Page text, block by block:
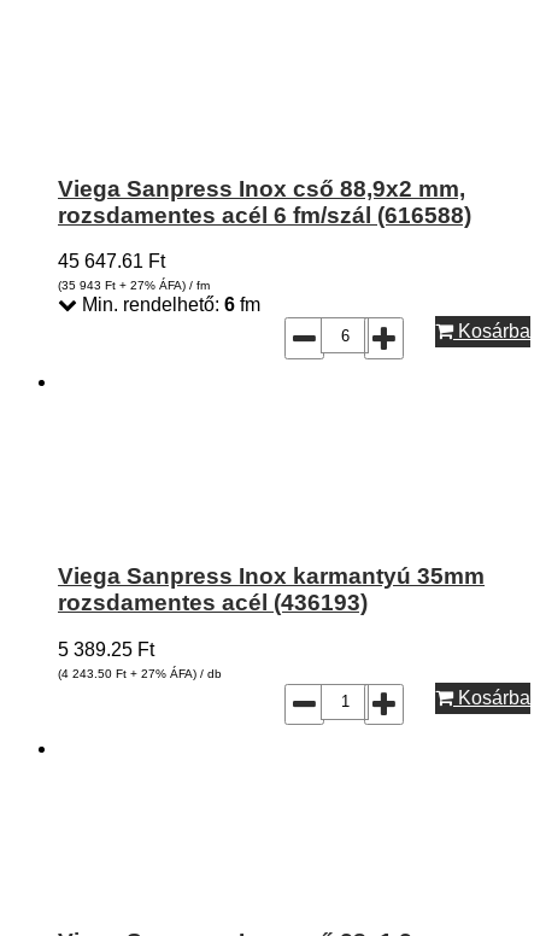
Viega Sanpress Inox cső 88,9x2 mm,
rozsdamentes acél 6 fm/szál (616588)
45 647.61 Ft
(35 943 Ft + 27% ÁFA) / fm
Min. rendelhető: 6 fm
Kosárba
Viega Sanpress Inox karmantyú 35mm
rozsdamentes acél (436193)
5 389.25 Ft
(4 243.50 Ft + 27% ÁFA) / db
Kosárba